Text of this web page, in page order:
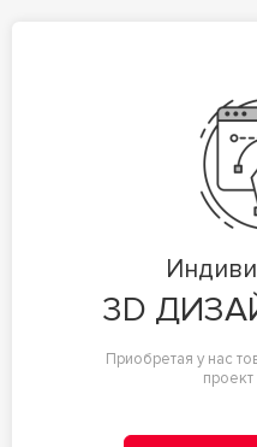
3D
Приобретая у нас